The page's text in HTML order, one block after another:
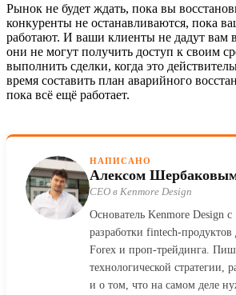
Рынок не будет ждать, пока вы
конкуренты не останавливаются, пока
работают. И ваши клиенты не дадут вам
они не могут получить доступ к своим
выполнить сделки, когда это
время составить план аварийного
пока всё ещё работает.
НАПИСАНО
Алексом
CEO в Kenmore Design
Основатель Kenmore Design с
разработки fintech-продуктов
Forex и проп-трейдинга.
технологической стратегии,
и о том, что на самом деле